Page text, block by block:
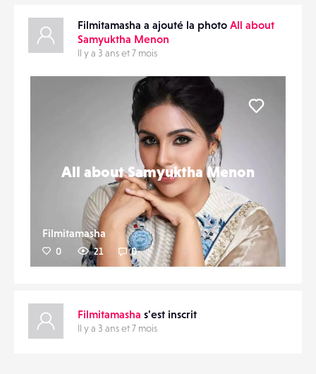
MATÉRIELS
ÉVÉNEMENTS
FAVORIS
Filmitamasha a ajouté la photo All about
Samyuktha Menon
Il y a 3 ans et 7 mois
All about Samyuktha Menon
Filmitamasha
0 21 0
Filmitamasha s'est inscrit
Il y a 3 ans et 7 mois